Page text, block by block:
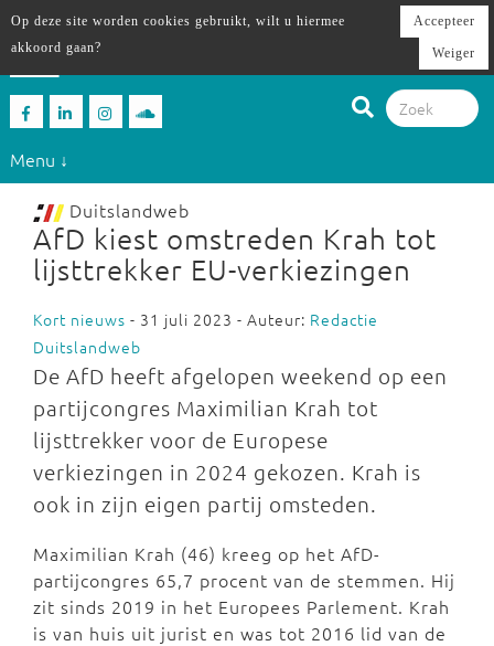
Menu ↓
Duitslandweb
AfD kiest omstreden Krah tot
lijsttrekker EU-verkiezingen
Kort nieuws - 31 juli 2023 - Auteur: Redactie
Duitslandweb
De AfD heeft afgelopen weekend op een
partijcongres Maximilian Krah tot
lijsttrekker voor de Europese
verkiezingen in 2024 gekozen. Krah is
ook in zijn eigen partij omsteden.
Maximilian Krah (46) kreeg op het AfD-
partijcongres 65,7 procent van de stemmen. Hij
zit sinds 2019 in het Europees Parlement. Krah
is van huis uit jurist en was tot 2016 lid van de
Op deze site worden cookies gebruikt, wilt u hiermee
akkoord gaan?
Accepteer
Weiger